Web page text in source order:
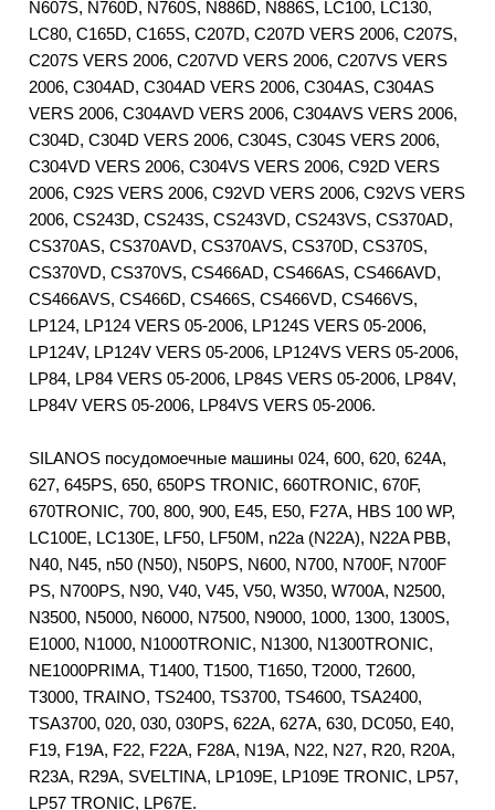
N607S, N760D, N760S, N886D, N886S, LC100, LC130,
LC80, C165D, C165S, C207D, C207D VERS 2006, C207S,
C207S VERS 2006, C207VD VERS 2006, C207VS VERS
2006, C304AD, C304AD VERS 2006, C304AS, C304AS
VERS 2006, C304AVD VERS 2006, C304AVS VERS 2006,
C304D, C304D VERS 2006, C304S, C304S VERS 2006,
C304VD VERS 2006, C304VS VERS 2006, C92D VERS
2006, C92S VERS 2006, C92VD VERS 2006, C92VS VERS
2006, CS243D, CS243S, CS243VD, CS243VS, CS370AD,
CS370AS, CS370AVD, CS370AVS, CS370D, CS370S,
CS370VD, CS370VS, CS466AD, CS466AS, CS466AVD,
CS466AVS, CS466D, CS466S, CS466VD, CS466VS,
LP124, LP124 VERS 05-2006, LP124S VERS 05-2006,
LP124V, LP124V VERS 05-2006, LP124VS VERS 05-2006,
LP84, LP84 VERS 05-2006, LP84S VERS 05-2006, LP84V,
LP84V VERS 05-2006, LP84VS VERS 05-2006.
SILANOS посудомоечные машины 024, 600, 620, 624A,
627, 645PS, 650, 650PS TRONIC, 660TRONIC, 670F,
670TRONIC, 700, 800, 900, E45, E50, F27A, HBS 100 WP,
LC100E, LC130E, LF50, LF50M, n22a (N22A), N22A PBB,
N40, N45, n50 (N50), N50PS, N600, N700, N700F, N700F
PS, N700PS, N90, V40, V45, V50, W350, W700A, N2500,
N3500, N5000, N6000, N7500, N9000, 1000, 1300, 1300S,
E1000, N1000, N1000TRONIC, N1300, N1300TRONIC,
NE1000PRIMA, T1400, T1500, T1650, T2000, T2600,
T3000, TRAINO, TS2400, TS3700, TS4600, TSA2400,
TSA3700, 020, 030, 030PS, 622A, 627A, 630, DC050, E40,
F19, F19A, F22, F22A, F28A, N19A, N22, N27, R20, R20A,
R23A, R29A, SVELTINA, LP109E, LP109E TRONIC, LP57,
LP57 TRONIC, LP67E.